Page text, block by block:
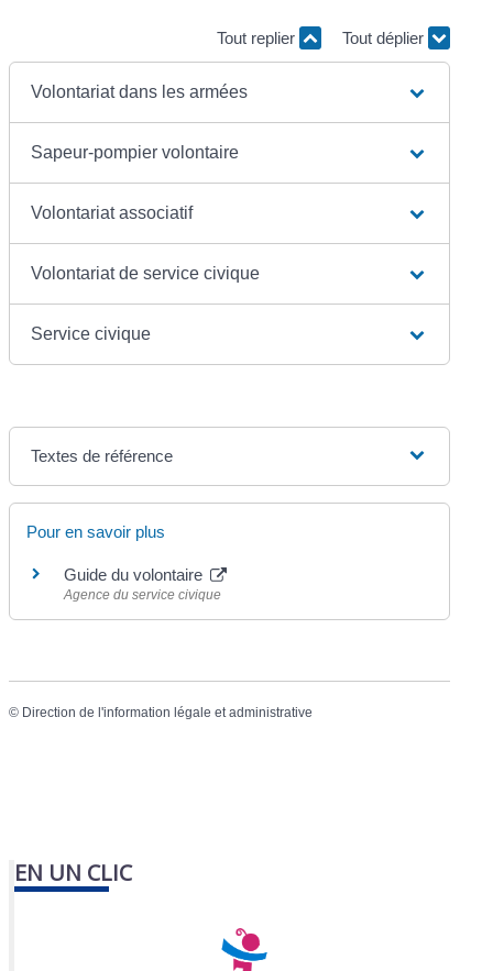
Tout replier Tout déplier
Volontariat dans les armées
Sapeur-pompier volontaire
Volontariat associatif
Volontariat de service civique
Service civique
Textes de référence
Pour en savoir plus
Guide du volontaire
Agence du service civique
© Direction de l'information légale et administrative
EN UN CLIC